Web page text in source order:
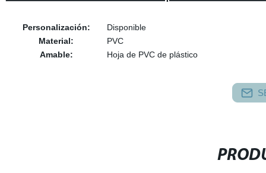
Personalización:
Disponible
Material:
PVC
Amable:
Hoja de PVC de plástico